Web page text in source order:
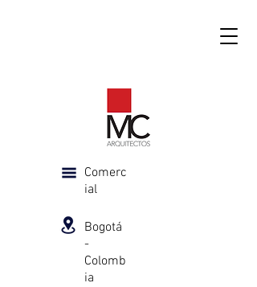
Comerc
ial
Bogotá
-
Colomb
ia